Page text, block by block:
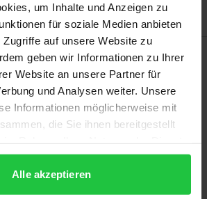
um Inhalte und Anzeigen zu
für soziale Medien anbieten
auf unsere Website zu
geben wir Informationen zu Ihrer
Website an unsere Partner für
und Analysen weiter. Unsere
Informationen möglicherweise mit
die Sie ihnen bereitgestellt
Alle akzeptieren
data
0